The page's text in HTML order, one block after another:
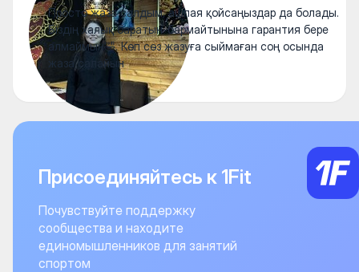
Просто жаза салдым, ашпая қойсаңыздар да болады.
Біздің халық баратын-бармайтынына гарантия бере
алмаймын🤣. Көп сөз жазуға сыймаған соң осында
жаза салайын
Присоединяйтесь к 1Fit
Почувствуйте поддержку
сообщества и находите
единомышленников для занятий
спортом